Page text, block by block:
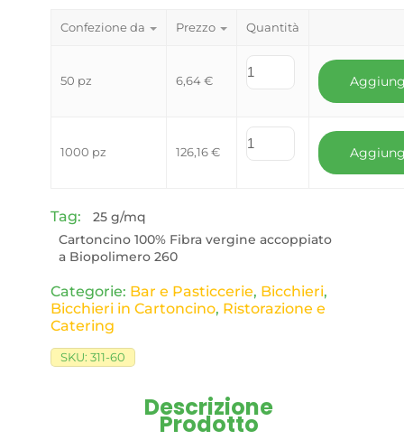
Confezione da Prezzo Quantità
50 pz 6,64€
1000 pz 126,16€
Tag:
25 g/mq
Cartoncino 100% Fibra vergine accoppiato
a Biopolimero 260
Categorie: Bar e Pasticcerie, Bicchieri,
Bicchieri in Cartoncino, Ristorazione e
Catering
SKU: 311-60
Descrizione
Prodotto